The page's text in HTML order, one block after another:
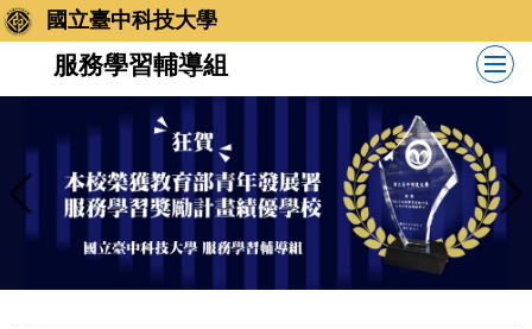
跳
到
區
國立臺中科技大學
服務學習輔導組